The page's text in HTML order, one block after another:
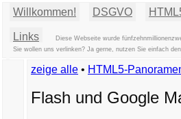
Willkommen! DSGVO
Links
Diese Webseite wurde
Sie wollen uns verlinken? Ja gerne, nutzen Sie einfach
zeige alle • HTML5-
Flash und Google